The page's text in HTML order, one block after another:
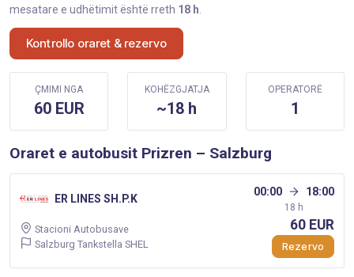
mesatare e udhëtimit është rreth 18 h
Kontrollo oraret & rezervo
ÇMIMI NGA
60 EUR
KOHËZGJATJA
~18 h
OPERATORË
1
Oraret e autobusit Prizren – Salzburg
ER LINES SH.P.K
00:00 18:00
18 h
Stacioni Autobusave
Salzburg Tankstella SHEL
60 EUR
Rezervo